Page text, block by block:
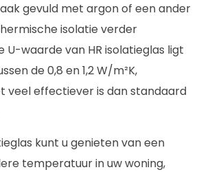
gevuld met argon of een ander
isolatie verder
U-waarde van HR isolatieglas ligt
de 0,8 en 1,2 W/m²K,
veel effectiever is dan standaard
kunt u genieten van een
temperatuur in uw woning,